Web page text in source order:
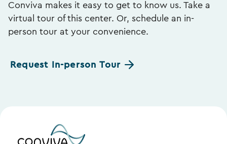
Conviva makes it easy to get to know us. Take a
virtual tour of this center. Or, schedule an in-
person tour at your convenience.
Request In-person Tour